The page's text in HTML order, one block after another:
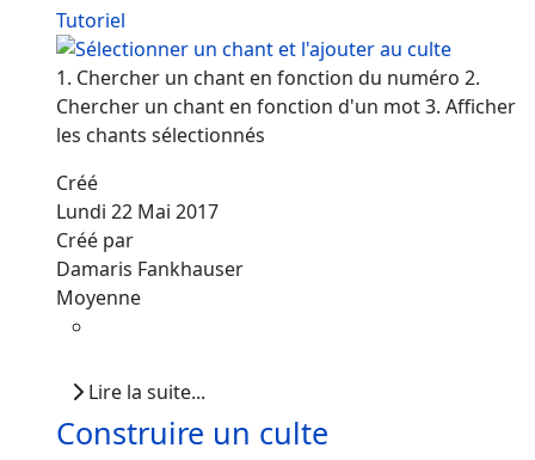
Tutoriel
1. Chercher un chant en fonction du numéro 2.
Chercher un chant en fonction d'un mot 3. Afficher
les chants sélectionnés
Créé
Lundi 22 Mai 2017
Créé par
Damaris Fankhauser
Moyenne
Lire la suite...
Construire un culte